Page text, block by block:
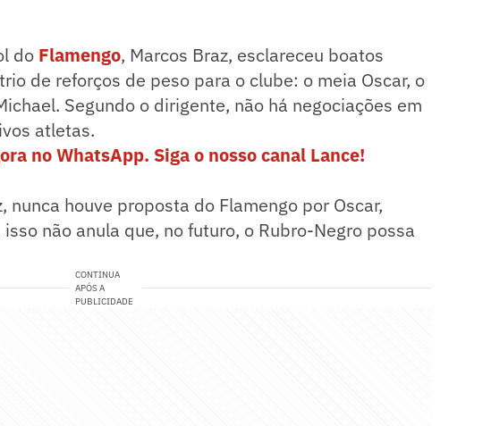
do Flamengo, Marcos Braz, esclareceu boatos
de reforços de peso para o clube: o meia Oscar, o
Segundo o dirigente, não há negociações em
atletas.
no WhatsApp. Siga o nosso canal Lance!
nunca houve proposta do Flamengo por Oscar,
não anula que, no futuro, o Rubro-Negro possa
CONTINUA
APÓS A
PUBLICIDADE